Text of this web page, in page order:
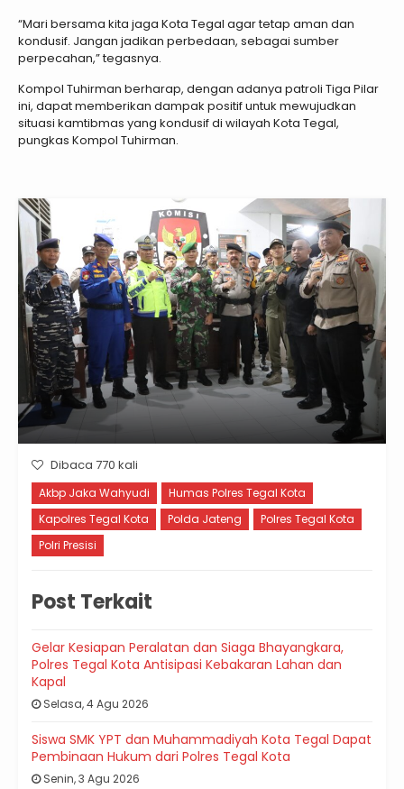
“Mari bersama kita jaga Kota Tegal agar tetap aman dan
kondusif. Jangan jadikan perbedaan, sebagai sumber
perpecahan,” tegasnya.
Kompol Tuhirman berharap, dengan adanya patroli Tiga Pilar
ini, dapat memberikan dampak positif untuk mewujudkan
situasi kamtibmas yang kondusif di wilayah Kota Tegal,
pungkas Kompol Tuhirman.
Dibaca 770 kali
Akbp Jaka Wahyudi
Humas Polres Tegal Kota
Kapolres Tegal Kota
Polda Jateng
Polres Tegal Kota
Polri Presisi
Post Terkait
Gelar Kesiapan Peralatan dan Siaga Bhayangkara,
Polres Tegal Kota Antisipasi Kebakaran Lahan dan
Kapal
Selasa, 4 Agu 2026
Siswa SMK YPT dan Muhammadiyah Kota Tegal Dapat
Pembinaan Hukum dari Polres Tegal Kota
Senin, 3 Agu 2026